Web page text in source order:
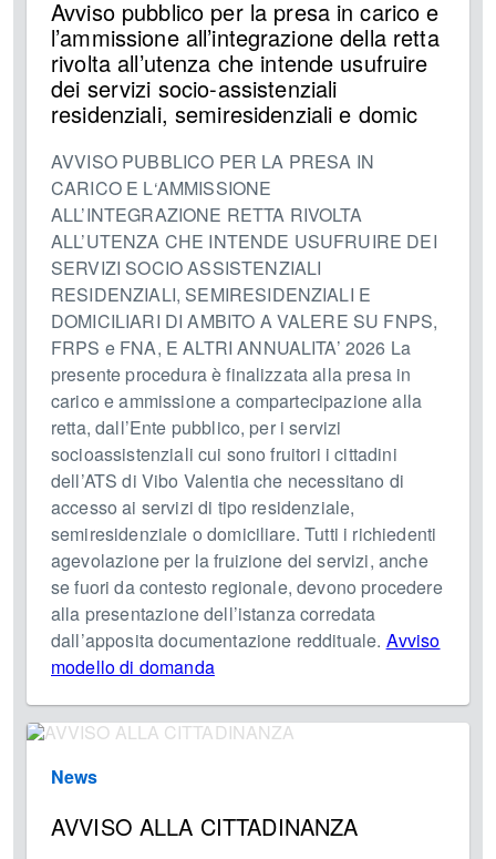
Avviso pubblico per la presa in carico e
l’ammissione all’integrazione della retta
rivolta all’utenza che intende usufruire
dei servizi socio-assistenziali
residenziali, semiresidenziali e domic
AVVISO PUBBLICO PER LA PRESA IN
CARICO E L‘AMMISSIONE
ALL’INTEGRAZIONE RETTA RIVOLTA
ALL’UTENZA CHE INTENDE USUFRUIRE DEI
SERVIZI SOCIO ASSISTENZIALI
RESIDENZIALI, SEMIRESIDENZIALI E
DOMICILIARI DI AMBITO A VALERE SU FNPS,
FRPS e FNA, E ALTRI ANNUALITA’ 2026 La
presente procedura è finalizzata alla presa in
carico e ammissione a compartecipazione alla
retta, dall’Ente pubblico, per i servizi
socioassistenziali cui sono fruitori i cittadini
dell’ATS di Vibo Valentia che necessitano di
accesso ai servizi di tipo residenziale,
semiresidenziale o domiciliare. Tutti i richiedenti
agevolazione per la fruizione dei servizi, anche
se fuori da contesto regionale, devono procedere
alla presentazione dell’istanza corredata
dall’apposita documentazione reddituale. Avviso
modello di domanda
News
AVVISO ALLA CITTADINANZA